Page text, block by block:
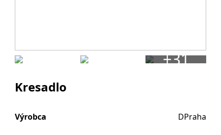
+31
Kresadlo
Výrobca
DPraha